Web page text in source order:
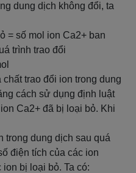
dung dịch không đổi, ta
= số mol ion Ca2+ ban
trình trao đổi
trao đổi ion trong dung
cách sử dụng định luật
Ca2+ đã bị loại bỏ. Khi
trong dung dịch sau quá
điện tích của các ion
bị loại bỏ. Ta có: